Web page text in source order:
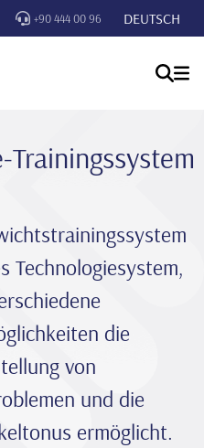
+90 444 00 96 DEUTSCH
Trainingssystem
die
von
und die
ermöglicht.